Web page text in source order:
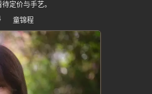
定价与手艺。
童锦程